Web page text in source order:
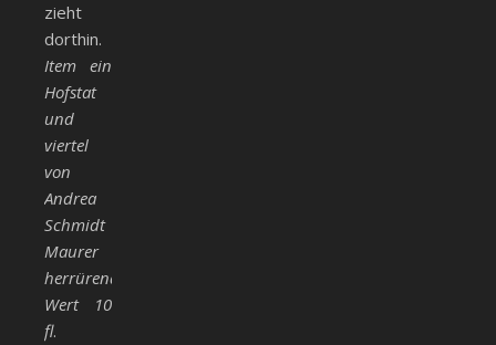
zieht
dorthin.
Item ein
Hofstat
und
viertel
von
Andrea
Schmidt
Maurer
herrürend;
Wert 10
fl.